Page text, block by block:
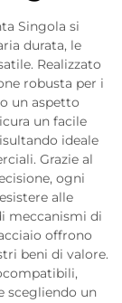
Singola si
durata, le
Realizzato
robusta per i
un aspetto
un facile
ideale
Grazie al
ogni
alle
meccanismi di
offrono
beni di valore.
scegliendo un